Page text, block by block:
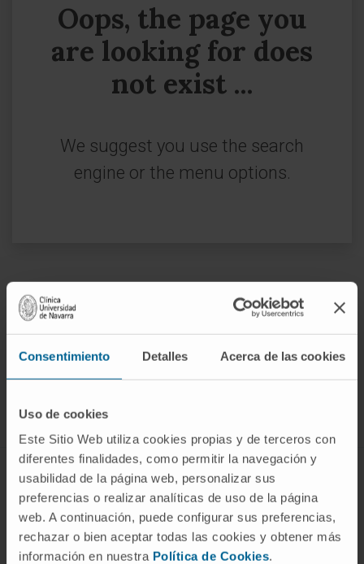
Consentimiento Detalles Acerca de las cookies
Uso de cookies
Este Sitio Web utiliza cookies propias y de terceros con
diferentes finalidades, como permitir la navegación y
usabilidad de la página web, personalizar sus
preferencias o realizar analíticas de uso de la página
web. A continuación, puede configurar sus preferencias,
rechazar o bien aceptar todas las cookies y obtener más
información en nuestra Política de Cookies.
Oops, the page you
are looking for does
not exist ...
We suggest you use the search
engine or the menu options.
ABOUT CIMA
Who we are
Research Center of the Clinica
Campus of the Universidad de Navarra